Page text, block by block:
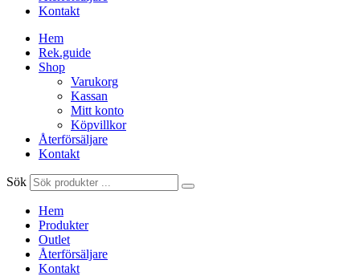
Kontakt
Hem
Rek.guide
Shop
Varukorg
Kassan
Mitt konto
Köpvillkor
Återförsäljare
Kontakt
Sök
Hem
Produkter
Outlet
Återförsäljare
Kontakt